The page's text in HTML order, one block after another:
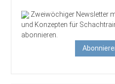
Zweiwöchiger Newsletter
und Konzepten für
abonnieren.